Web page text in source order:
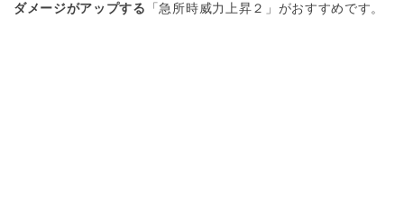
ダメージがアップする
「急所時威力上昇２」がおすすめです。